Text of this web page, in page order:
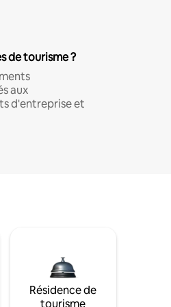
de tourisme ?
aux
d'entreprise et
Résidence de
tourisme